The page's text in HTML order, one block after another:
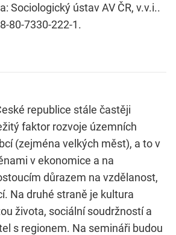
Sociologický ústav AV ČR, v.v.i..
80-7330-222-1.
republice stále častěji
faktor rozvoje územních
(zejména velkých měst), a to v
v ekonomice a na
důrazem na vzdělanost,
Na druhé straně je kultura
života, sociální soudržností a
s regionem. Na semináři budou